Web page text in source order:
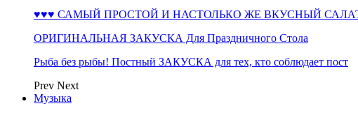
♥♥♥ САМЫЙ ПРОСТОЙ И НАСТОЛЬКО ЖЕ ВКУСНЫЙ
ОРИГИНАЛЬНАЯ ЗАКУСКА Для Праздничного Стола
Рыба без рыбы! Постный ЗАКУСКА для тех, кто соблюдает пост
Prev Next
Музыка